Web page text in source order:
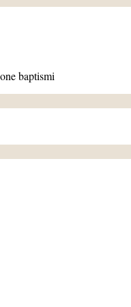
baptismi